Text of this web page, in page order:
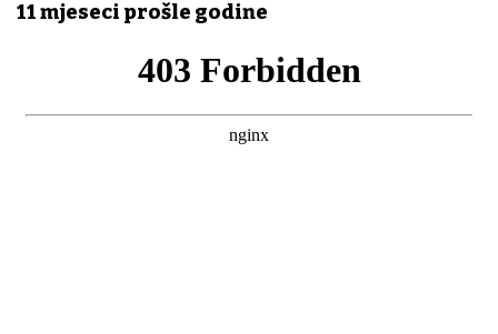
11 mjeseci prošle godine